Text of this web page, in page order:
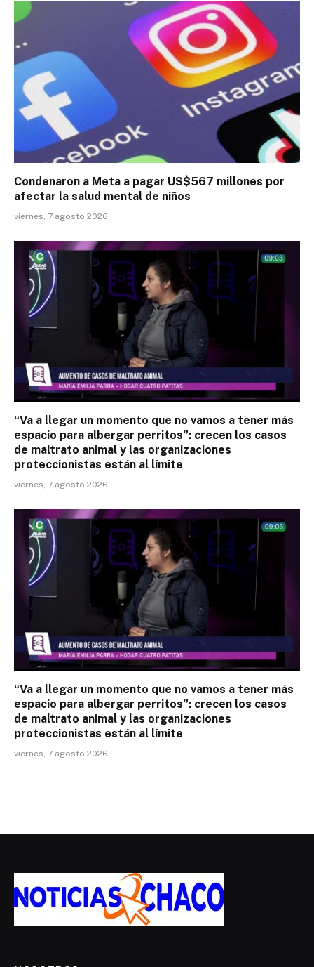
Condenaron a Meta a pagar US$567 millones por
afectar la salud mental de niños
viernes, 7 agosto 2026
“Va a llegar un momento que no vamos a tener más
espacio para albergar perritos”: crecen los casos
de maltrato animal y las organizaciones
proteccionistas están al límite
viernes, 7 agosto 2026
“Va a llegar un momento que no vamos a tener más
espacio para albergar perritos”: crecen los casos
de maltrato animal y las organizaciones
proteccionistas están al límite
viernes, 7 agosto 2026